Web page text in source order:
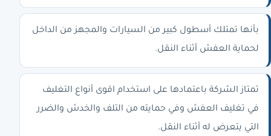
بأنها تمتلك أسطول كبير من السيارات والمجهز من الداخل
لحماية العفش أثناء النقل.
تمتاز الشركة باعتمادها على استخدام اقوى أنواع التغليف
في تغليف العفش وفي حمايته من التلف والخدش والضرر
التي يتعرض له أثناء النقل.